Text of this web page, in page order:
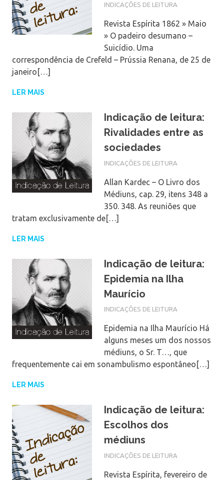
INDICAÇÕES DE LEITURA
Revista Espírita 1862 » Maio
» O padeiro desumano –
Suicídio. Uma
correspondência de Crefeld – Prússia Renana, de 25 de
janeiro[…]
LER MAIS
Indicação de leitura:
Rivalidades entre as
sociedades
INDICAÇÕES DE LEITURA
Allan Kardec – O Livro dos
Médiuns, cap. 29, itens 348 a
350. 348. As reuniões que
tratam exclusivamente de[…]
LER MAIS
Indicação de leitura:
Epidemia na Ilha
Maurício
INDICAÇÕES DE LEITURA
Epidemia na Ilha Maurício Há
alguns meses um dos nossos
médiuns, o Sr. T…, que
frequentemente cai em sonambulismo espontâneo[…]
LER MAIS
Indicação de leitura:
Escolhos dos
médiuns
INDICAÇÕES DE LEITURA
Revista Espírita, fevereiro de